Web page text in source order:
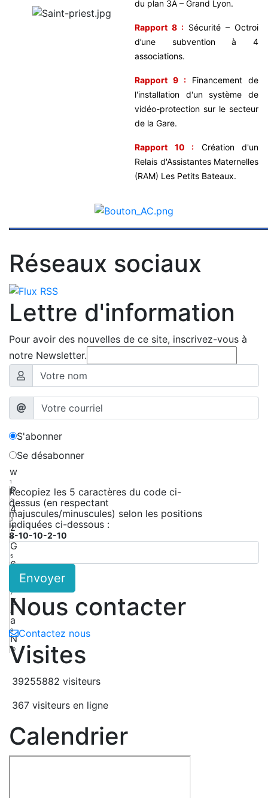
du plan 3A – Grand Lyon.
Rapport 8 : Sécurité – Octroi
d’une subvention à 4
associations.
Rapport 9 :
Financement de
l'installation d'un système de
vidéo-protection sur le secteur
de la Gare.
Rapport 10 :
Création d'un
Relais d'Assistantes Maternelles
(RAM) Les Petits Bateaux.
Réseaux sociaux
Lettre d'information
Pour avoir des nouvelles de ce site, inscrivez-vous à
notre Newsletter.
S'abonner
Se désabonner
w
1
P
2
4
3
z
4
G
5
6
7
Z
8
a
9
N
10
Recopiez les 5 caractères du code ci-
dessus (en respectant
majuscules/minuscules) selon les positions
indiquées ci-dessous :
8-10-10-2-10
Envoyer
Nous contacter
Contactez nous
Visites
39255882 visiteurs
367 visiteurs en ligne
Calendrier